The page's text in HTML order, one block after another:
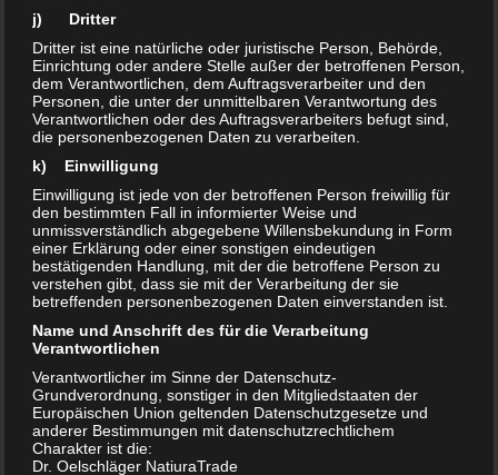
Sprühreiniger
enthält zusätzlich Säure und löst Kalkablagerungen und
andere anorganische Verschmutzungen bestens auf.
Besonders derSchimmelbildungwird bei regelmäßiger
Anwendung ideal vorgebeugt.
Zur großflächigen
Reinigung eignen
sich besonders
j) Dritter
Dritter ist eine natürliche oder juristische Person, Behörde,
Einrichtung oder andere Stelle außer der betroffenen Person,
dem Verantwortlichen, dem Auftragsverarbeiter und den
Personen, die unter der unmittelbaren Verantwortung des
Verantwortlichen oder des Auftragsverarbeiters befugt sind,
die personenbezogenen Daten zu verarbeiten.
k) Einwilligung
Einwilligung ist jede von der betroffenen Person freiwillig für
den bestimmten Fall in informierter Weise und
unmissverständlich abgegebene Willensbekundung in Form
einer Erklärung oder einer sonstigen eindeutigen
bestätigenden Handlung, mit der die betroffene Person zu
verstehen gibt, dass sie mit der Verarbeitung der sie
betreffenden personenbezogenen Daten einverstanden ist.
Name und Anschrift des für die Verarbeitung
Verantwortlichen
Verantwortlicher im Sinne der Datenschutz-
Grundverordnung, sonstiger in den Mitgliedstaaten der
Europäischen Union geltenden Datenschutzgesetze und
anderer Bestimmungen mit datenschutzrechtlichem
Charakter ist die:
Dr. Oelschläger NatiuraTrade